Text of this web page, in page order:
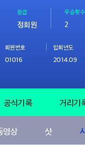
등급
정회원
우승횟수
2
회원번호
01016
입회년도
2014.09
공식기록 거리기
영상 샷